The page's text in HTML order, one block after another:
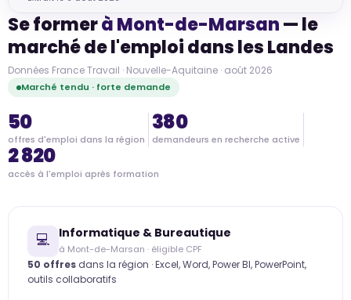
Se formerà Mont-de-Marsan— le
marché de l'emploi dans les Landes
Données France Travail · Nouvelle-Aquitaine · août 2026
Marché tendu · forte demande
50
offres d'emploi dans la région
380
demandeurs en recherche active
2 820
accès à l'emploi après formation
💻 Informatique & Bureautique
à Mont-de-Marsan · éligible CPF
50 offres dans la région · Excel, Word, Power BI, PowerPoint,
outils collaboratifs